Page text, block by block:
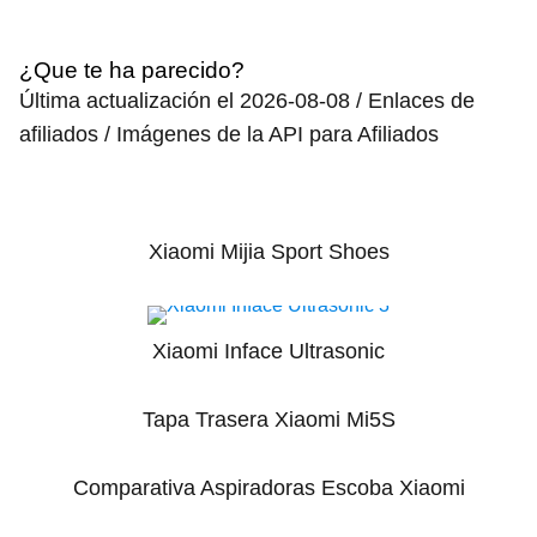
¿Que te ha parecido?
Última actualización el 2026-08-08 / Enlaces de
afiliados / Imágenes de la API para Afiliados
Xiaomi Mijia Sport Shoes
Xiaomi Inface Ultrasonic
Tapa Trasera Xiaomi Mi5S
Comparativa Aspiradoras Escoba Xiaomi